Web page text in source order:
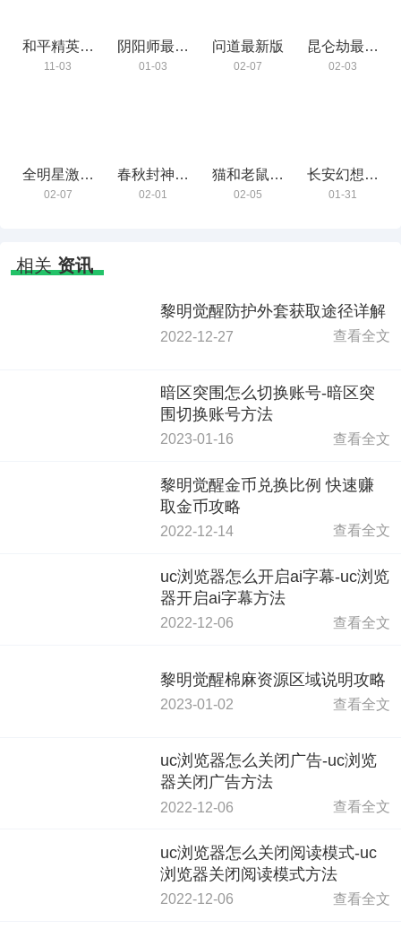
和平精英安
卓最新版
11-03
阴阳师最新
版免费下载
01-03
问道最新版
02-07
昆仑劫最新
版
02-03
全明星激斗
最新版
02-07
春秋封神最
新版
02-01
猫和老鼠最
新版
02-05
长安幻想最
新版
01-31
相关 资讯
黎明觉醒防护外套获取途径详解
2022-12-27 查看全文
暗区突围怎么切换账号-暗区突
围切换账号方法
2023-01-16 查看全文
黎明觉醒金币兑换比例 快速赚
取金币攻略
2022-12-14 查看全文
uc浏览器怎么开启ai字幕-uc浏览
器开启ai字幕方法
2022-12-06 查看全文
黎明觉醒棉麻资源区域说明攻略
2023-01-02 查看全文
uc浏览器怎么关闭广告-uc浏览
器关闭广告方法
2022-12-06 查看全文
uc浏览器怎么关闭阅读模式-uc
浏览器关闭阅读模式方法
2022-12-06 查看全文